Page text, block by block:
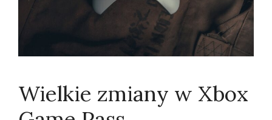
Wielkie zmiany w Xbox